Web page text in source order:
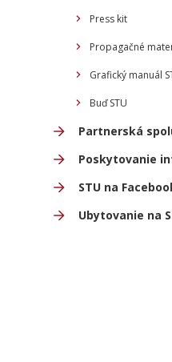
Press kit
Propagačné
Grafický manuál
Buď STU
Partnerská
Poskytovanie
STU na
Ubytovanie na